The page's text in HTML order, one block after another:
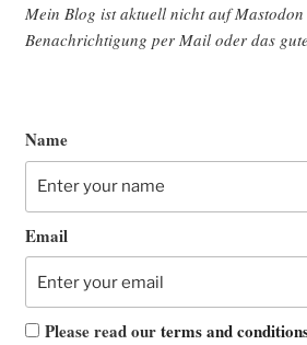
Mein Blog ist aktu­ell nicht auf
Benach­rich­ti­gung per Mail oder das
Name
Email
Please read ourterms and